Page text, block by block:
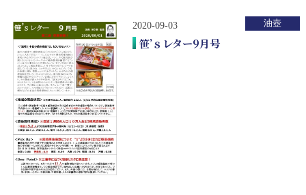
2020-09-03
笹’ｓレター9月号
油壺